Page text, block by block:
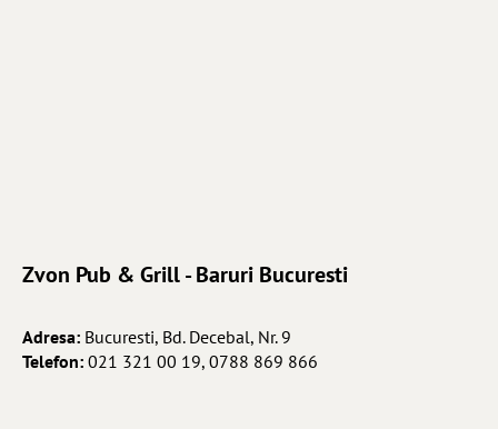
Zvon Pub & Grill - Baruri Bucuresti
Adresa: Bucuresti, Bd. Decebal, Nr. 9
Telefon: 021 321 00 19, 0788 869 866